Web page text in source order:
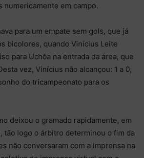
numericamente em campo.
para um empate sem gols, que já
bicolores, quando Vinícius Leite
para Uchôa na entrada da área, que
vez, Vinícius não alcançou: 1 a 0,
do tricampeonato para os
deixou o gramado rapidamente, em
tão logo o árbitro determinou o fim da
não conversaram com a imprensa na